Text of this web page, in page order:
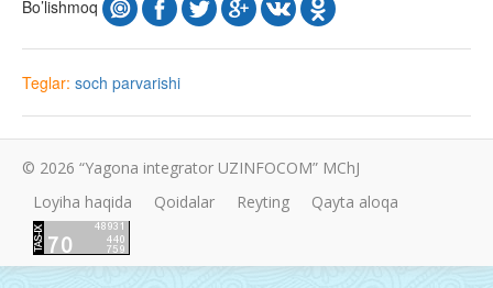
Bo’lishmoq
Teglar: soch parvarishi
© 2026 “Yagona integrator UZINFOCOM” MChJ
Loyiha haqida
Qoidalar Reyting Qayta aloqa